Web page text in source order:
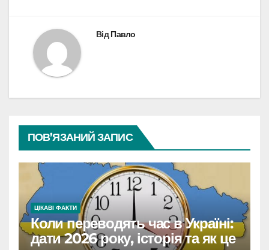
ВідПавло
ПОВ’ЯЗАНИЙ ЗАПИС
ЦІКАВІ ФАКТИ
Коли переводять час в Україні:
дати 2026 року, історія та як це